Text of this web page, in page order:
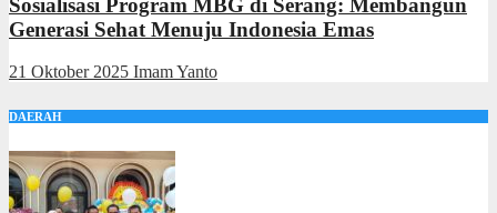
Sosialisasi Program MBG di Serang: Membangun
Generasi Sehat Menuju Indonesia Emas
21 Oktober 2025 Imam Yanto
DAERAH